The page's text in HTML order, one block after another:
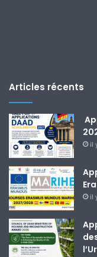
Articles récents
il
il